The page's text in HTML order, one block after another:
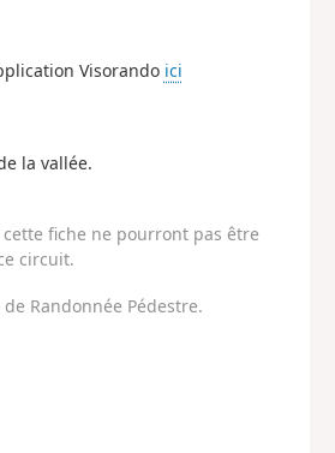
Visorando ici
la vallée.
fiche ne pourront pas être
circuit.
Randonnée Pédestre.